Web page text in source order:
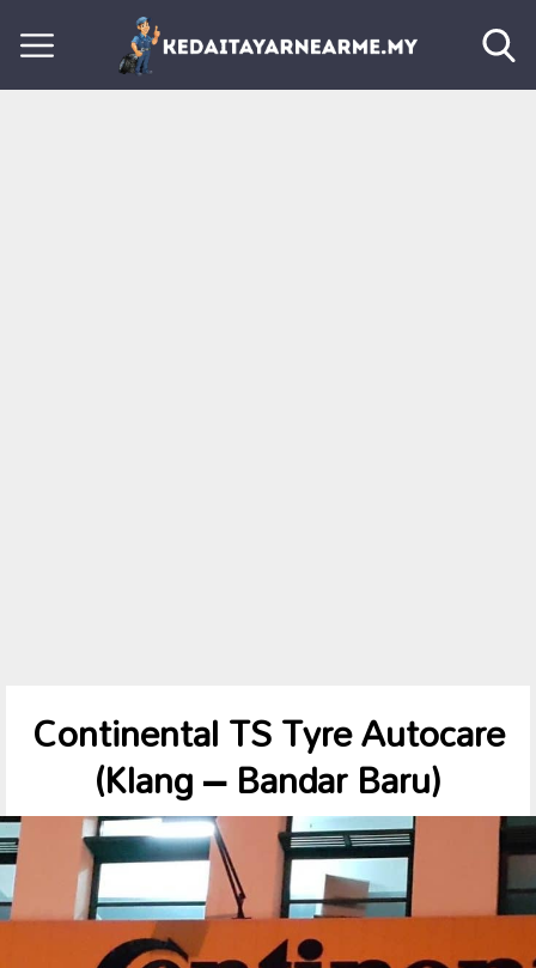
Continental TS Tyre Autocare
(Klang – Bandar Baru)